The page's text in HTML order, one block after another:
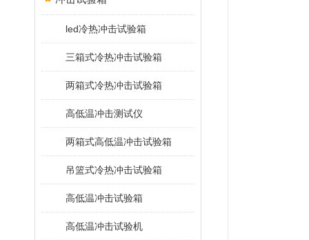
led冷热冲击试验箱
三箱式冷热冲击试验箱
两箱式冷热冲击试验箱
高低温冲击测试仪
两箱式高低温冲击试验箱
吊篮式冷热冲击试验箱
高低温冲击试验箱
高低温冲击试验机